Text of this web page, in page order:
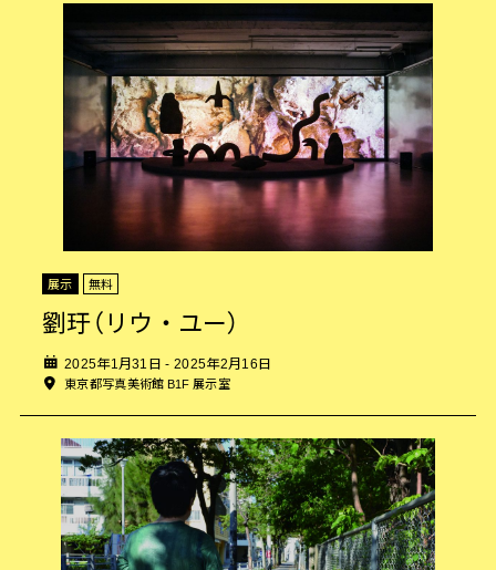
展示 無料
劉玗（リウ・ユー）
2025年1月31日 - 2025年2月16日
東京都写真美術館 B1F 展示室